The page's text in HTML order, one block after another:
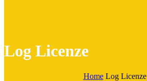
Log Licenze
Home Log Licenze